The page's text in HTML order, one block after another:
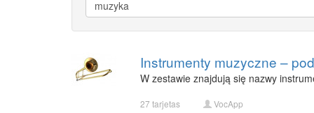
Instrumenty muzyczne –
W zestawie znajdują się nazwy
27 tarjetas VocApp